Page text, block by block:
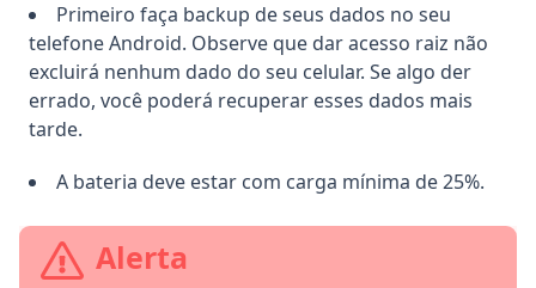
Primeiro faça backup de seus dados no seu
telefone Android. Observe que dar acesso raiz não
excluirá nenhum dado do seu celular. Se algo der
errado, você poderá recuperar esses dados mais
tarde.
A bateria deve estar com carga mínima de 25%.
Alerta